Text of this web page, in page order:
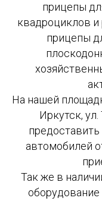
прицепы
квадроциклов и
прицепы
На нашей
Иркутск,
автомобилей
Так же в